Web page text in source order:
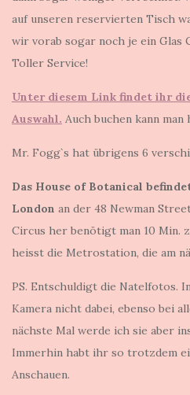
auf unseren reservierten Tisch
wir vorab sogar noch je ein Glas
Toller Service!
Unter diesem Link findet ihr
Auswahl. Auch buchen kann man
Mr. Fogg`s hat übrigens 6
Das House of Botanical
London an der 48 Newman
Circus her benötigt man 10 Min.
heisst die Metrostation, die am
PS. Entschuldigt die Natelfotos.
Kamera nicht dabei, ebenso bei
nächste Mal werde ich sie aber
Immerhin habt ihr so trotzdem
Anschauen.